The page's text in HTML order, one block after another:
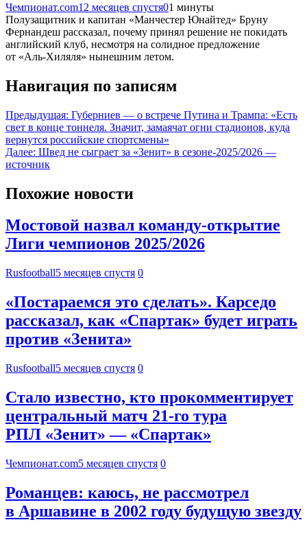
Чемпионат.com12 месяцев спустя01 минуты
Полузащитник и капитан «Манчестер Юнайтед» Бруну
Фернандеш рассказал, почему принял решение не покидать
английский клуб, несмотря на солидное предложение
от «Аль-Хиляля» нынешним летом.
Навигация по записям
Предыдущая: Губерниев — о встрече Путина и Трампа: «Есть
свет в конце тоннеля. Значит, замаячат огни стадионов, куда
вернутся российские спортсмены»
Далее: Швед не сыграет за «Зенит» в сезоне-2025/2026 —
источник
Похожие новости
Мостовой назвал команду-открытие
Лиги чемпионов 2025/2026
Rusfootball5 месяцев спустя 0
«Постараемся это сделать». Карседо
рассказал, как «Спартак» будет играть
против «Зенита»
Rusfootball5 месяцев спустя 0
Стало известно, кто прокомментирует
центральный матч 21-го тура
РПЛ «Зенит» — «Спартак»
Чемпионат.com5 месяцев спустя 0
Романцев: каюсь, не рассмотрел
в Аршавине в 2002 году будущую звезду